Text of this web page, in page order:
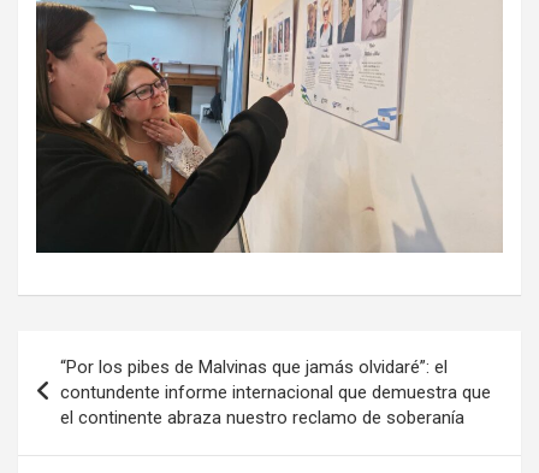
de
entradas
“Por los pibes de Malvinas que jamás olvidaré”: el
contundente informe internacional que demuestra que
el continente abraza nuestro reclamo de soberanía